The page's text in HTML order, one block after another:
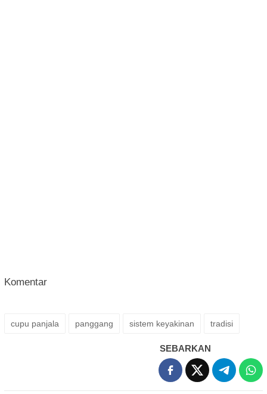
Komentar
cupu panjala panggang sistem keyakinan tradisi
SEBARKAN